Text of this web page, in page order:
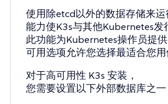
使用除etcd以外的数据存储来
能力使K3s与其他Kubernetes发
此功能为Kubernetes操作员提供
可用选项允许您选择最适合您用
对于高可用性 K3s 安装，
您需要设置以下外部数据库之一